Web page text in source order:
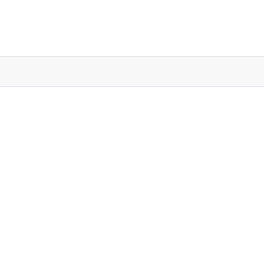
ВО СЛЕДЕЊЕ НА АНТИКОРУПТИВНИ МЕРКИ НА ЛОКАЛНО